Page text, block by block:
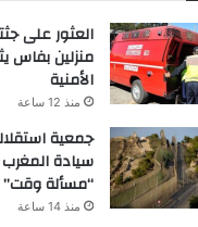
العثور على
منزلين بفاس
الأمنية
منذ 12 ساعة
جمعية
سيادة
“مسألة وقت”
منذ 14 ساعة